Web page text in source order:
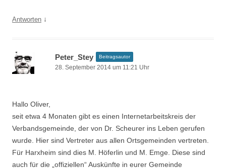
Antworten ↓
Peter_Stey Beitragsautor
28. September 2014 um 11:21 Uhr
Hallo Oliver,
seit etwa 4 Monaten gibt es einen Internetarbeitskreis der
Verbandsgemeinde, der von Dr. Scheurer ins Leben gerufen
wurde. Hier sind Vertreter aus allen Ortsgemeinden vertreten.
Für Harxheim sind dies M. Höferlin und M. Emge. Diese sind
auch für die „offiziellen“ Auskünfte in eurer Gemeinde